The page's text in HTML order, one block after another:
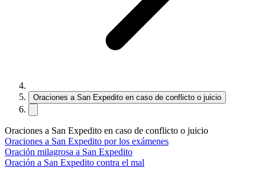
Oraciones a San Expedito en caso de conflicto o juicio
Oraciones a San Expedito en caso de conflicto o juicio
Oraciones a San Expedito por los exámenes
Oración milagrosa a San Expedito
Oración a San Expedito contra el mal